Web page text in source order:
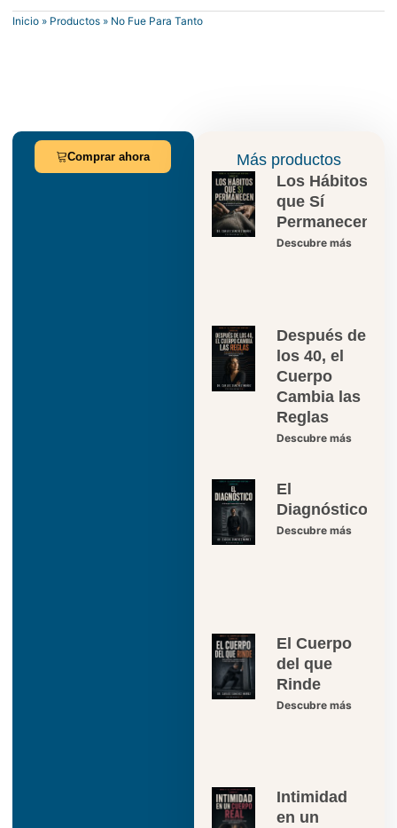
Inicio » Productos » No Fue Para Tanto
Comprar ahora
Más productos
Los Hábitos
que Sí
Permanecen
Descubre más
Después de
los 40, el
Cuerpo
Cambia las
Reglas
Descubre más
El
Diagnóstico
Descubre más
El Cuerpo
del que
Rinde
Descubre más
Intimidad
en un